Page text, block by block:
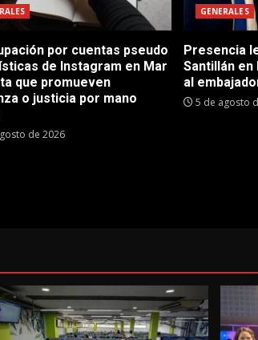
por cuentas pseudo
de Instagram en Mar
que promueven
o justicia por mano
de 2026
GENERALES
Presencia
Santillán
al
5 de agosto